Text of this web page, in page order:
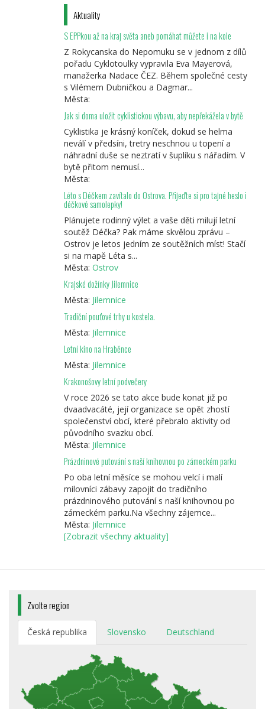
Aktuality
S EPPkou až na kraj světa aneb pomáhat můžete i na kole
Z Rokycanska do Nepomuku se v jednom z dílů
pořadu Cyklotoulky vypravila Eva Mayerová,
manažerka Nadace ČEZ. Během společné cesty
s Vilémem Dubničkou a Dagmar...
Města:
Jak si doma uložit cyklistickou výbavu, aby nepřekážela v bytě
Cyklistika je krásný koníček, dokud se helma
neválí v předsíni, tretry neschnou u topení a
náhradní duše se neztratí v šuplíku s nářadím. V
bytě přitom nemusí...
Města:
Léto s Déčkem zavítalo do Ostrova. Přijeďte si pro tajné heslo i
déčkové samolepky!
Plánujete rodinný výlet a vaše děti milují letní
soutěž Déčka? Pak máme skvělou zprávu –
Ostrov je letos jedním ze soutěžních míst! Stačí
si na mapě Léta s...
Města: Ostrov
Krajské dožínky Jilemnice
Města: Jilemnice
Tradiční pouťové trhy u kostela.
Města: Jilemnice
Letní kino na Hraběnce
Města: Jilemnice
Krakonošovy letní podvečery
V roce 2026 se tato akce bude konat již po
dvaadvacáté, její organizace se opět zhostí
společenství obcí, které přebralo aktivity od
původního svazku obcí.
Města: Jilemnice
Prázdninové putování s naší knihovnou po zámeckém parku
Po oba letní měsíce se mohou velcí i malí
milovníci zábavy zapojit do tradičního
prázdninového putování s naší knihovnou po
zámeckém parku.Na všechny zájemce...
Města: Jilemnice
[Zobrazit všechny aktuality]
Zvolte region
Česká republika Slovensko Deutschland